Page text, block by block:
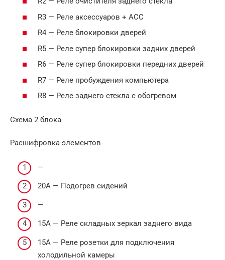
R3 — Реле аксессуаров + АСС
R4 — Реле блокировки дверей
R5 — Реле супер блокировки задних дверей
R6 — Реле супер блокировки передних дверей
R7 — Реле пробуждения компьютера
R8 — Реле заднего стекла с обогревом
Схема 2 блока
Расшифровка элементов
—
20А — Подогрев сидений
—
15А — Реле складных зеркал заднего вида
15А — Реле розетки для подключения
холодильной камеры